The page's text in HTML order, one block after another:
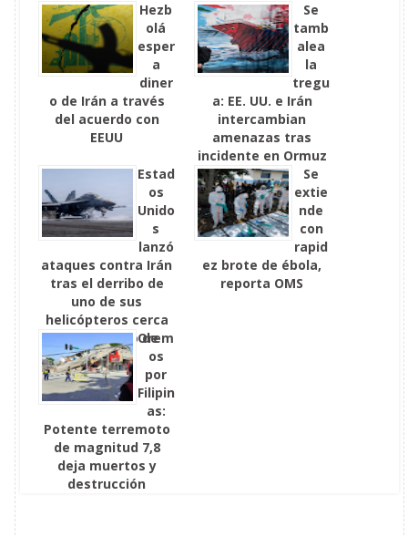
Hezb
olá
esper
a
diner
o de Irán a través
del acuerdo con
EEUU
Se
tamb
alea
la
tregu
a: EE. UU. e Irán
intercambian
amenazas tras
incidente en Ormuz
Estad
os
Unido
s
lanzó
ataques contra Irán
tras el derribo de
uno de sus
helicópteros cerca
del estrecho de
Ormuz
Se
extie
nde
con
rapid
ez brote de ébola,
reporta OMS
Orem
os
por
Filipin
as:
Potente terremoto
de magnitud 7,8
deja muertos y
destrucción